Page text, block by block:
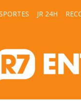
JR 24H